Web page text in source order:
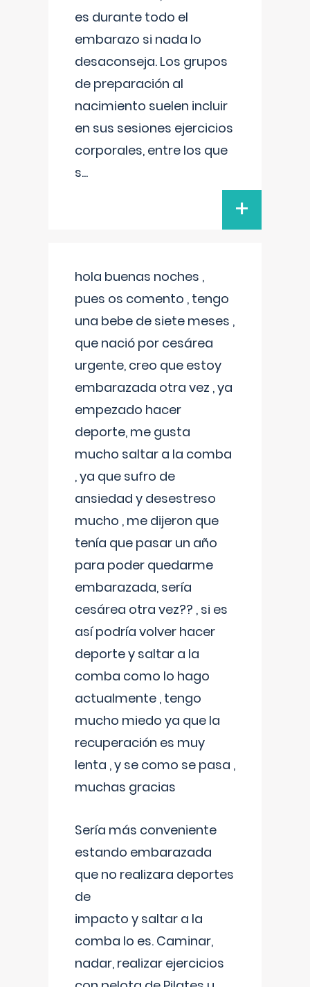
es durante todo el
embarazo si nada lo
desaconseja. Los grupos
de preparación al
nacimiento suelen incluir
en sus sesiones ejercicios
corporales, entre los que
s...
+
hola buenas noches ,
pues os comento , tengo
una bebe de siete meses ,
que nació por cesárea
urgente, creo que estoy
embarazada otra vez , ya
empezado hacer
deporte, me gusta
mucho saltar a la comba
, ya que sufro de
ansiedad y desestreso
mucho , me dijeron que
tenía que pasar un año
para poder quedarme
embarazada, sería
cesárea otra vez?? , si es
así podría volver hacer
deporte y saltar a la
comba como lo hago
actualmente , tengo
mucho miedo ya que la
recuperación es muy
lenta , y se como se pasa ,
muchas gracias
Sería más conveniente
estando embarazada
que no realizara deportes
de
impacto y saltar a la
comba lo es. Caminar,
nadar, realizar ejercicios